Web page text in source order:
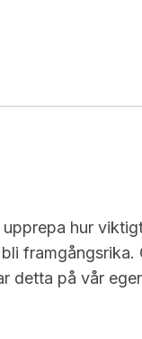
hur
detta på vår